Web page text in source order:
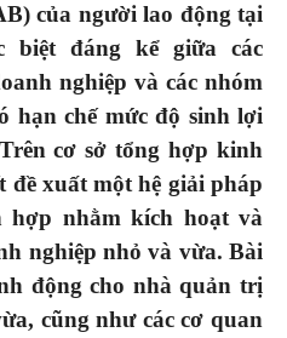
của người lao động tại
biệt đáng kể giữa các
nghiệp và các nhóm
hạn chế mức độ sinh lợi
cơ sở tổng hợp kinh
đề xuất một hệ giải pháp
nhằm kích hoạt và
nghiệp nhỏ và vừa. Bài
động cho nhà quản trị
cũng như các cơ quan